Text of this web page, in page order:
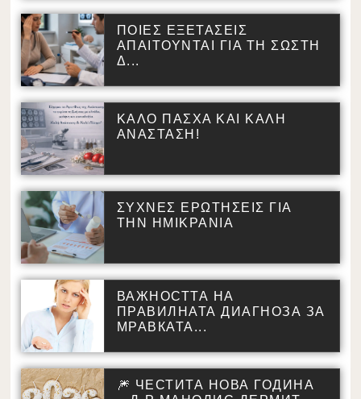
ΠΟΙΕΣ ΕΞΕΤΑΣΕΙΣ
ΑΠΑΙΤΟΥΝΤΑΙ ΓΙΑ ΤΗ ΣΩΣΤΗ
Δ...
ΚΑΛΟ ΠΑΣΧΑ ΚΑΙ ΚΑΛΗ
ΑΝΑΣΤΑΣΗ!
ΣΥΧΝΕΣ ΕΡΩΤΗΣΕΙΣ ΓΙΑ
ΤΗΝ ΗΜΙΚΡΑΝΙΑ
ВАЖНОСТТА НА
ПРАВИЛНАТА ДИАГНОЗА ЗА
МРАВКАТА...
🎆 ЧЕСТИТА НОВА ГОДИНА